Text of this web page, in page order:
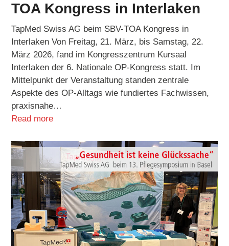
TOA Kongress in Interlaken
TapMed Swiss AG beim SBV-TOA Kongress in
Interlaken Von Freitag, 21. März, bis Samstag, 22.
März 2026, fand im Kongresszentrum Kursaal
Interlaken der 6. Nationale OP-Kongress statt. Im
Mittelpunkt der Veranstaltung standen zentrale
Aspekte des OP-Alltags wie fundiertes Fachwissen,
praxisnahe…
Read more